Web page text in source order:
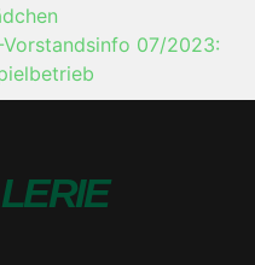
Vorstandsinfo 07/2023: